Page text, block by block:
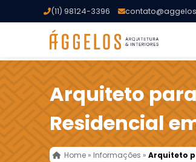
(11) 98124-3396
Arquiteto
Residencial
Home » Informações »Arquiteto